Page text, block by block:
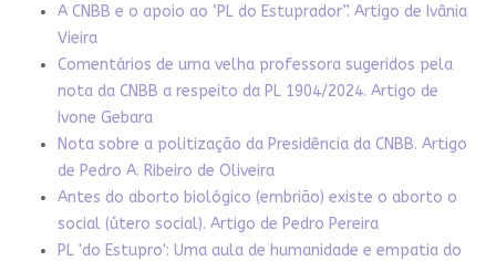
A CNBB e o apoio ao ‘PL do Estuprador”. Artigo de Ivânia
Vieira
Comentários de uma velha professora sugeridos pela
nota da CNBB a respeito da PL 1904/2024. Artigo de
Ivone Gebara
Nota sobre a politização da Presidência da CNBB. Artigo
de Pedro A. Ribeiro de Oliveira
Antes do aborto biológico (embrião) existe o aborto o
social (útero social). Artigo de Pedro Pereira
PL 'do Estupro': Uma aula de humanidade e empatia do